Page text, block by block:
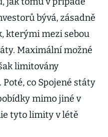
bývá, zásadně
kterými mezi sebou
Maximální možné
limitovány
co Spojené státy
mimo jiné v
tyto limity v létě